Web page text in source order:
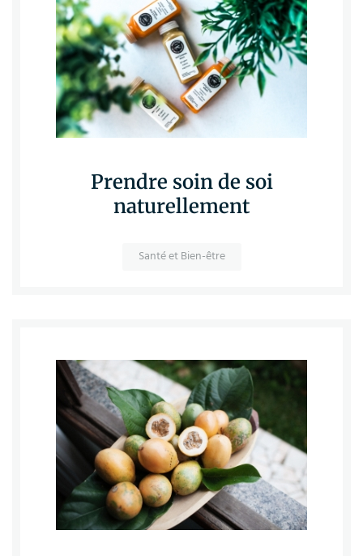
Prendre soin de soi
naturellement
Santé et Bien-être